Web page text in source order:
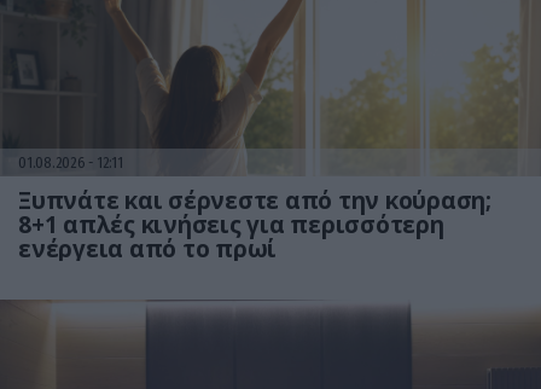
01.08.2026 12:11
Ξυπνάτε και σέρνεστε από την κούραση;
8+1 απλές κινήσεις για περισσότερη
ενέργεια από το πρωί